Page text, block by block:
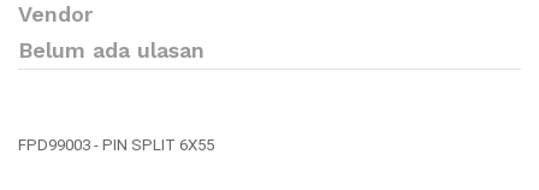
Vendor
Belum ada ulasan
FPD99003 - PIN SPLIT 6X55